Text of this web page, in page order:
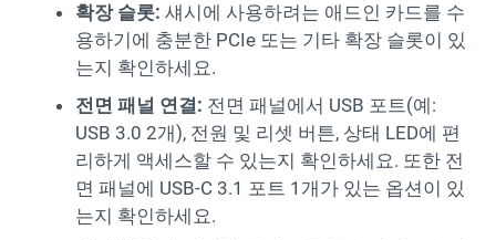
확장 슬롯: 섀시에 사용하려는 애드인 카드를 수
용하기에 충분한 PCIe 또는 기타 확장 슬롯이 있
는지 확인하세요.
전면 패널 연결: 전면 패널에서 USB 포트(예:
USB 3.0 2개), 전원 및 리셋 버튼, 상태 LED에 편
리하게 액세스할 수 있는지 확인하세요. 또한 전
면 패널에 USB-C 3.1 포트 1개가 있는 옵션이 있
는지 확인하세요.